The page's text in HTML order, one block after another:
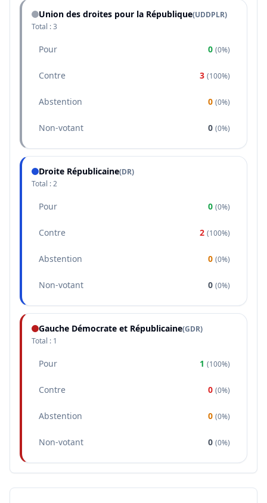
Union des droites pour la République(UDDPLR)
Total :3
Pour 0 (0%)
Contre 3 (100%)
Abstention 0 (0%)
Non-votant 0 (0%)
Droite Républicaine(DR)
Total :2
Pour 0 (0%)
Contre 2 (100%)
Abstention 0 (0%)
Non-votant 0 (0%)
Gauche Démocrate et Républicaine(GDR)
Total : 1
Pour 1 (100%)
Contre 0 (0%)
Abstention 0 (0%)
Non-votant 0 (0%)